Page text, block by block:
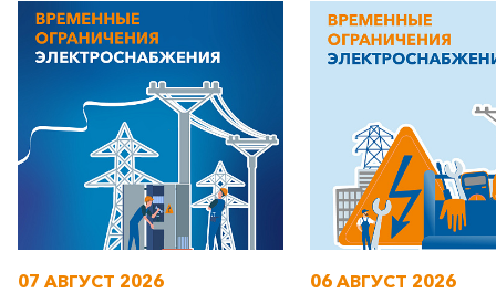
07 АВГУСТ 2026 06 АВГУСТ 2026